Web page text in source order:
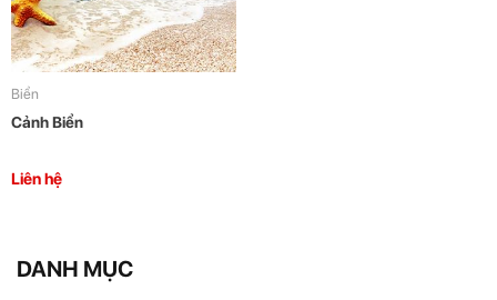
DANH MỤC
Biển
Cảnh Biển
Liên hệ